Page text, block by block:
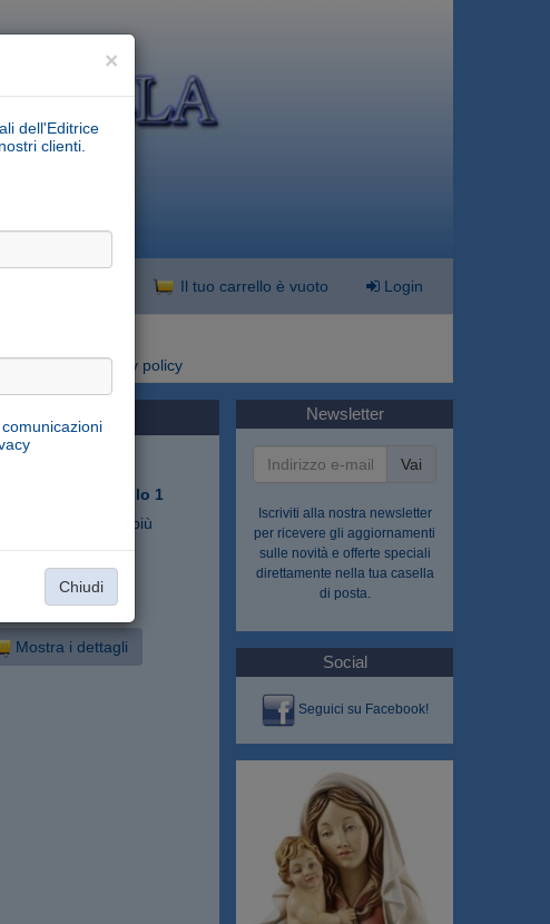
×
dell'Editrice
clienti.
Chiudi
Il tuo carrello è vuoto Login
Privacy policy
olio modello 1
disponibile in più
Mostra i dettagli
Newsletter
Vai
Iscriviti alla nostra newsletter
per ricevere gli aggiornamenti
sulle novità e offerte speciali
direttamente nella tua casella
di posta.
Social
Seguici su Facebook!